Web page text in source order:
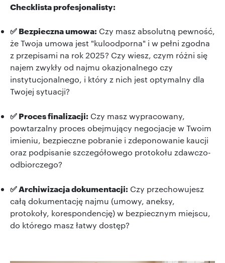
Checklista profesjonalisty:
✅ Bezpieczna umowa: Czy masz absolutną pewność,
że Twoja umowa jest "kuloodporna" i w pełni zgodna
z przepisami na rok 2025? Czy wiesz, czym różni się
najem zwykły od najmu okazjonalnego czy
instytucjonalnego, i który z nich jest optymalny dla
Twojej sytuacji?
✅ Proces finalizacji: Czy masz wypracowany,
powtarzalny proces obejmujący negocjacje w Twoim
imieniu, bezpieczne pobranie i zdeponowanie kaucji
oraz podpisanie szczegółowego protokołu zdawczo-
odbiorczego?
✅ Archiwizacja dokumentacji: Czy przechowujesz
całą dokumentację najmu (umowy, aneksy,
protokoły, korespondencję) w bezpiecznym miejscu,
do którego masz łatwy dostęp?